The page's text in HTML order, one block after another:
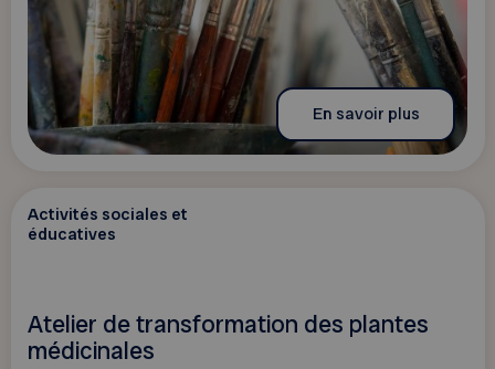
En savoir plus
Activités sociales et
éducatives
Atelier de transformation des plantes
médicinales